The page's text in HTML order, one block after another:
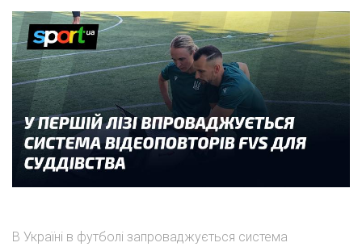
В Україні в футболі запроваджується система